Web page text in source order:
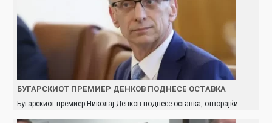
БУГАРСКИОТ ПРЕМИЕР ДЕНКОВ ПОДНЕСЕ ОСТАВКА
Бугарскиот премиер Николај Денков поднесе оставка, отворајќи…